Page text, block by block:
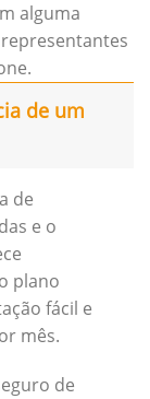
alguma
de um
de
e o
plano
fácil e
mês.
de